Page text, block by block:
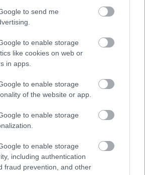
to send me
to enable storage
like cookies on web or
in apps.
to enable storage
of the website or app.
to enable storage
to enable storage
including authentication
fraud prevention, and other
ami miatt abszolút nem akarsz